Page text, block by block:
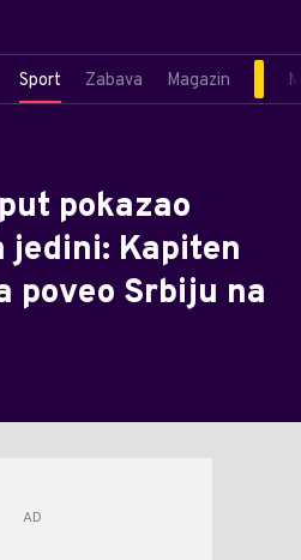
Sport Zabava Magazin
pokazao
jedini: Kapiten
poveo Srbiju na